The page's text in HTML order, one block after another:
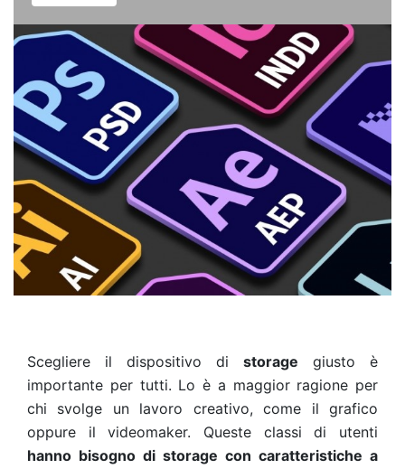
Scegliere il dispositivo di storage giusto è
importante per tutti. Lo è a maggior ragione per
chi svolge un lavoro creativo, come il grafico
oppure il videomaker. Queste classi di utenti
hanno bisogno di storage con caratteristiche a